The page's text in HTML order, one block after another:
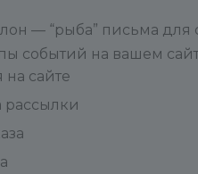
— “рыба” письма для
событий на вашем
на сайте
рассылки